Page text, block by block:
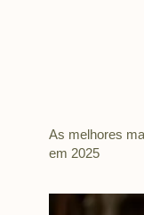
As melhores
em 2025